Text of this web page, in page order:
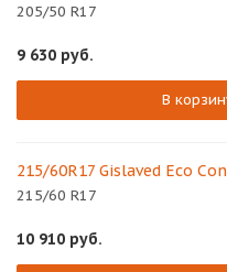
205/50 R17
9 630 руб.
В
215/60R17 Gislaved Eco
215/60 R17
10 910 руб.